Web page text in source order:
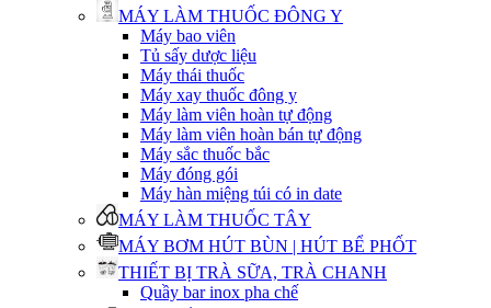
MÁY LÀM THUỐC ĐÔNG Y
Máy bao viên
Tủ sấy dược liệu
Máy thái thuốc
Máy xay thuốc đông y
Máy làm viên hoàn tự động
Máy làm viên hoàn bán tự động
Máy sắc thuốc bắc
Máy đóng gói
Máy hàn miệng túi có in date
MÁY LÀM THUỐC TÂY
MÁY BƠM HÚT BÙN | HÚT BỂ PHỐT
THIẾT BỊ TRÀ SỮA, TRÀ CHANH
Quầy bar inox pha chế